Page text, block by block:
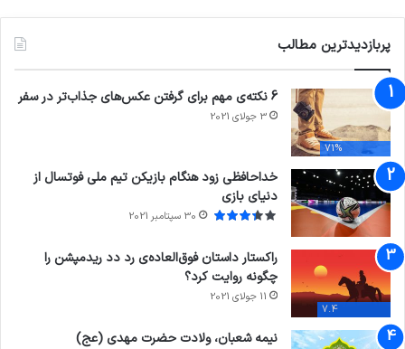
پربازدیدترین مطالب
71%
6 نکته‌ی مهم برای گرفتن عکس‌های جذاب‌تر در سفر
3 جولای 2021
خداحافظی زود هنگام بازیکن تیم ملی فوتسال از
دنیای بازی
30 سپتامبر 2021
7.4
راکستار داستان فوق‌العاده‌ی رد دد ریدمپشن را
چگونه روایت کرد؟
11 جولای 2021
نیمه شعبان، ولادت حضرت مهدی (عج)